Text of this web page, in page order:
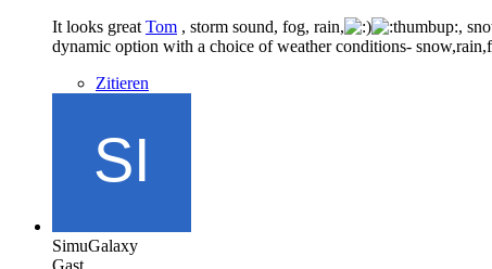
It looks great Tom , storm sound, fog, rain,
,
dynamic option with a choice of weather conditions-
Zitieren
SimuGalaxy
Gast